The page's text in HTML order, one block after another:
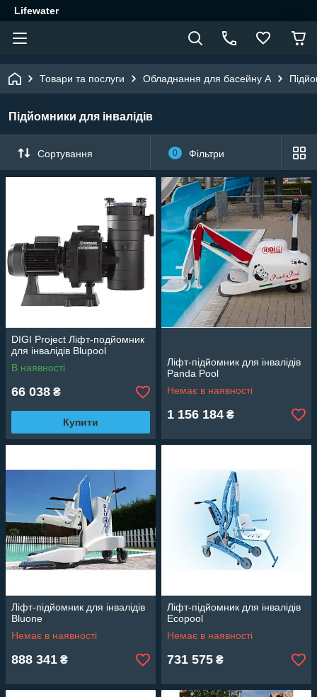
Lifewater
Товари та послуги Обладнання для басейну A
Підйомники для інвалідів
Сортування 0 Фільтри
DIGI Project Ліфт-подйомник
для інвалідів Blupool
В наявності
66 038 ₴
Купити
Ліфт-підйомник для інвалідів
Panda Pool
Немає в наявності
1 156 184 ₴
Ліфт-підйомник для інвалідів
Bluone
Немає в наявності
888 341 ₴
Ліфт-підйомник для інвалідів
Ecopool
Немає в наявності
731 575 ₴